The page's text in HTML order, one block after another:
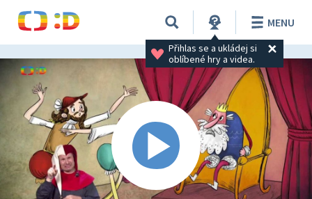
Přihlas se a ukládej si
oblíbené hry a videa.
MENU